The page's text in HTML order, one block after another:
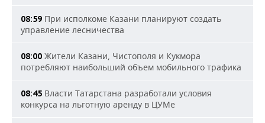
08:59 При исполкоме Казани планируют создать
управление лесничества
08:00 Жители Казани, Чистополя и Кукмора
потребляют наибольший объем мобильного трафика
08:45 Власти Татарстана разработали условия
конкурса на льготную аренду в ЦУМе